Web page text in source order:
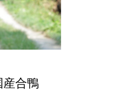
合鴨